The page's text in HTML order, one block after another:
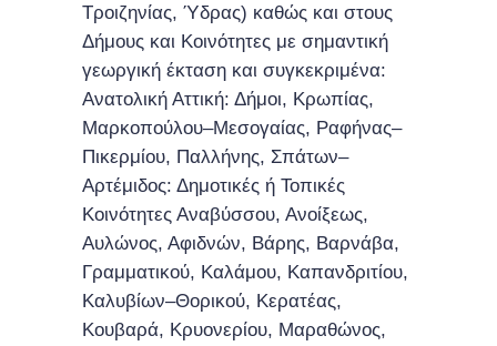
Τροιζηνίας, Ύδρας) καθώς και στους
Δήμους και Κοινότητες με σημαντική
γεωργική έκταση και συγκεκριμένα:
Ανατολική Αττική: Δήμοι, Κρωπίας,
Μαρκοπούλου–Μεσογαίας, Ραφήνας–
Πικερμίου, Παλλήνης, Σπάτων–
Αρτέμιδος: Δημοτικές ή Τοπικές
Κοινότητες Αναβύσσου, Ανοίξεως,
Αυλώνος, Αφιδνών, Βάρης, Βαρνάβα,
Γραμματικού, Καλάμου, Καπανδριτίου,
Καλυβίων–Θορικού, Κερατέας,
Κουβαρά, Κρυονερίου, Μαραθώνος,